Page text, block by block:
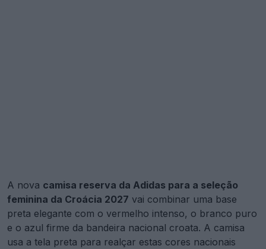
A nova camisa reserva da Adidas para a seleção
feminina da Croácia 2027 vai combinar uma base
preta elegante com o vermelho intenso, o branco puro
e o azul firme da bandeira nacional croata. A camisa
usa a tela preta para realçar estas cores nacionais